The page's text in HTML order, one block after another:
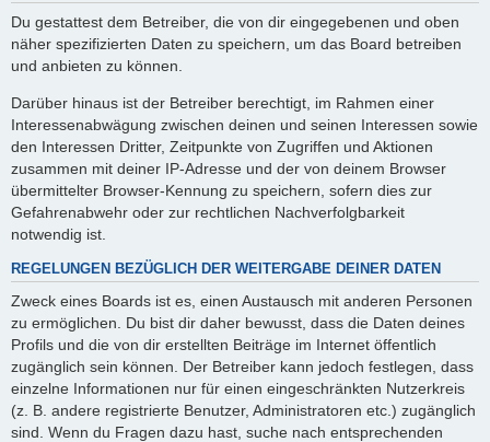
Du gestattest dem Betreiber, die von dir eingegebenen und oben
näher spezifizierten Daten zu speichern, um das Board betreiben
und anbieten zu können.
Darüber hinaus ist der Betreiber berechtigt, im Rahmen einer
Interessenabwägung zwischen deinen und seinen Interessen sowie
den Interessen Dritter, Zeitpunkte von Zugriffen und Aktionen
zusammen mit deiner IP-Adresse und der von deinem Browser
übermittelter Browser-Kennung zu speichern, sofern dies zur
Gefahrenabwehr oder zur rechtlichen Nachverfolgbarkeit
notwendig ist.
REGELUNGEN BEZÜGLICH DER WEITERGABE DEINER DATEN
Zweck eines Boards ist es, einen Austausch mit anderen Personen
zu ermöglichen. Du bist dir daher bewusst, dass die Daten deines
Profils und die von dir erstellten Beiträge im Internet öffentlich
zugänglich sein können. Der Betreiber kann jedoch festlegen, dass
einzelne Informationen nur für einen eingeschränkten Nutzerkreis
(z. B. andere registrierte Benutzer, Administratoren etc.) zugänglich
sind. Wenn du Fragen dazu hast, suche nach entsprechenden